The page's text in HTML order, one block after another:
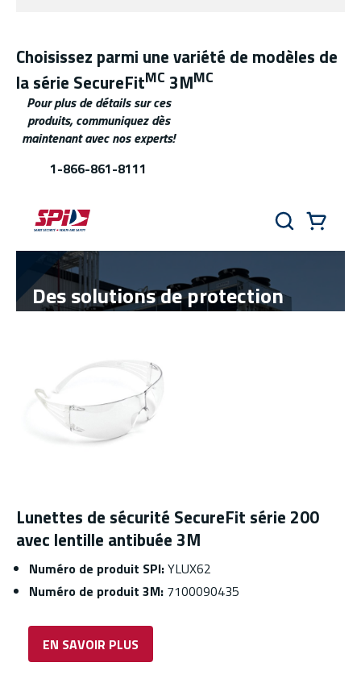
Choisissez parmi une variété de modèles de
la série SecureFitMC 3MMC
Pour plus de détails sur ces
produits, communiquez dès
maintenant avec nos experts!
1-866-861-8111
Lunettes de sécurité SecureFit série 200
avec lentille antibuée 3M
Numéro de produit SPI:YLUX62
Numéro de produit 3M: 7100090435
EN SAVOIR PLUS